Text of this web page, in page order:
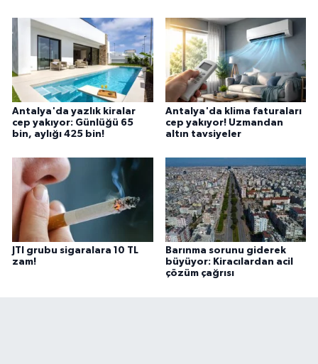
Antalya'da yazlık kiralar
cep yakıyor: Günlüğü 65
bin, aylığı 425 bin!
Antalya'da klima faturaları
cep yakıyor! Uzmandan
altın tavsiyeler
JTI grubu sigaralara 10 TL
zam!
Barınma sorunu giderek
büyüyor: Kiracılardan acil
çözüm çağrısı